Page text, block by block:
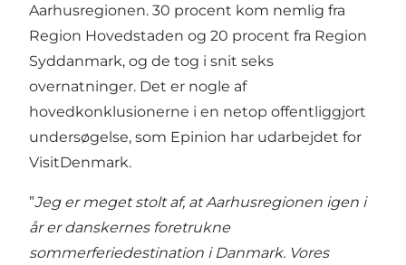
Aarhusregionen. 30 procent kom nemlig fra
Region Hovedstaden og 20 procent fra Region
Syddanmark, og de tog i snit seks
overnatninger. Det er nogle af
hovedkonklusionerne i en netop offentliggjort
undersøgelse, som Epinion har udarbejdet for
VisitDenmark.
”Jeg er meget stolt af, at Aarhusregionen igen i
år er danskernes foretrukne
sommerferiedestination i Danmark. Vores